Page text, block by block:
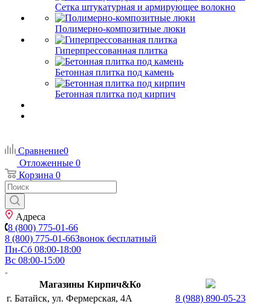
Сетка штукатурная и армирующее волокно
Полимерно-композитные люки
Гиперпрессованная плитка
Бетонная плитка под камень
Бетонная плитка под кирпич
Сравнение0
Отложенные 0
Корзина 0
Адреса
8 (800) 775-01-66
8 (800) 775-01-66Звонок бесплатный
Пн-Сб 08:00-18:00
Вс 08:00-15:00
Магазины Кирпич&Ко
г. Батайск, ул. Фермерская, 4А
8 (988) 890-05-23